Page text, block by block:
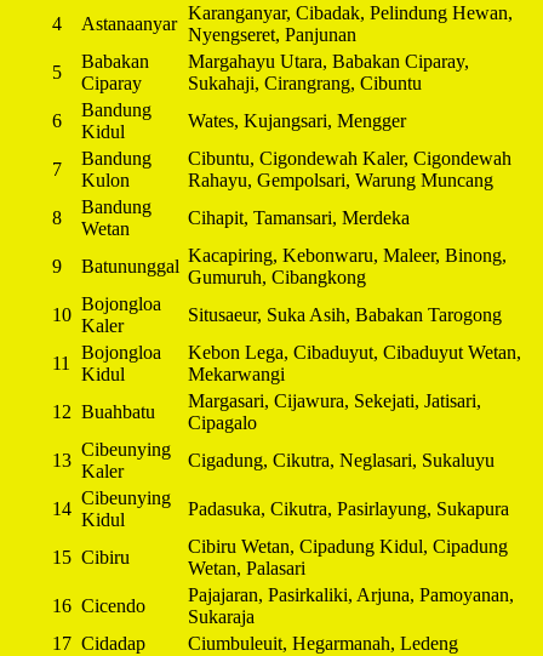
4
Astanaanyar
Karanganyar, Cibadak, Pelindung Hewan,
Nyengseret, Panjunan
5
Babakan
Ciparay
Margahayu Utara, Babakan Ciparay,
Sukahaji, Cirangrang, Cibuntu
6
Bandung
Kidul
Wates, Kujangsari, Mengger
7
Bandung
Kulon
Cibuntu, Cigondewah Kaler, Cigondewah
Rahayu, Gempolsari, Warung Muncang
8
Bandung
Wetan
Cihapit, Tamansari, Merdeka
9 Batununggal
Kacapiring, Kebonwaru, Maleer, Binong,
Gumuruh, Cibangkong
10
Bojongloa
Kaler
Situsaeur, Suka Asih, Babakan Tarogong
11
Bojongloa
Kidul
Kebon Lega, Cibaduyut, Cibaduyut Wetan,
Mekarwangi
12 Buahbatu
Margasari, Cijawura, Sekejati, Jatisari,
Cipagalo
13
Cibeunying
Kaler
Cigadung, Cikutra, Neglasari, Sukaluyu
14
Cibeunying
Kidul
Padasuka, Cikutra, Pasirlayung, Sukapura
15 Cibiru
Cibiru Wetan, Cipadung Kidul, Cipadung
Wetan, Palasari
16 Cicendo
Pajajaran, Pasirkaliki, Arjuna, Pamoyanan,
Sukaraja
17 Cidadap
Ciumbuleuit, Hegarmanah, Ledeng